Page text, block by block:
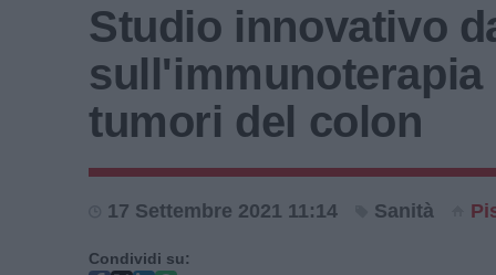
Studio innovativo
sull'immunoterapia
tumori del colon
17 Settembre 2021 11:14 Sanità
Condividi su: